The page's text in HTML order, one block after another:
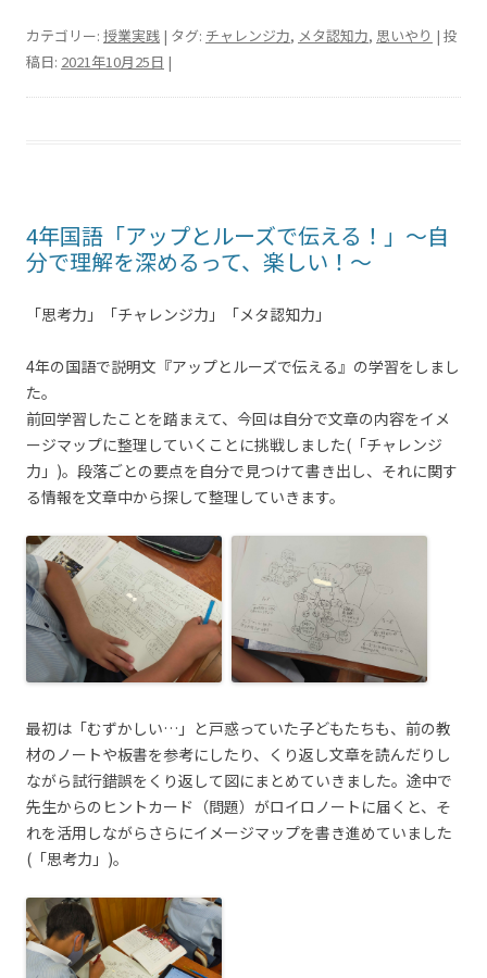
カテゴリー: 授業実践 | タグ: チャレンジ力, メタ認知力, 思いやり | 投
稿日: 2021年10月25日 |
4年国語「アップとルーズで伝える！」～自
分で理解を深めるって、楽しい！～
「思考力」「チャレンジ力」「メタ認知力」
4年の国語で説明文『アップとルーズで伝える』の学習をしまし
た。
前回学習したことを踏まえて、今回は自分で文章の内容をイメ
ージマップに整理していくことに挑戦しました(「チャレンジ
力」)。段落ごとの要点を自分で見つけて書き出し、それに関す
る情報を文章中から探して整理していきます。
最初は「むずかしい…」と戸惑っていた子どもたちも、前の教
材のノートや板書を参考にしたり、くり返し文章を読んだりし
ながら試行錯誤をくり返して図にまとめていきました。途中で
先生からのヒントカード（問題）がロイロノートに届くと、そ
れを活用しながらさらにイメージマップを書き進めていました
(「思考力」)。